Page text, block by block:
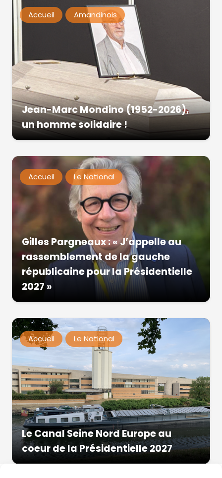
Accueil Amandinois
Jean-Marc Mondino (1952-2026),
un homme solidaire !
Accueil Le National
Gilles Pargneaux : « J’appelle au
rassemblement de la gauche
républicaine pour la Présidentielle
2027 »
Accueil Le National
Le Canal Seine Nord Europe au
coeur de la Présidentielle 2027